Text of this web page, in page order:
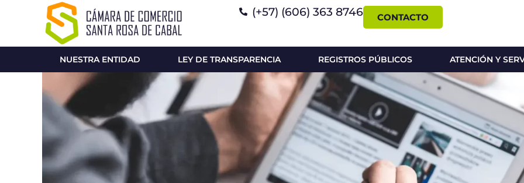
(+57) (606) 363 8746 CONTACTO
NUESTRA ENTIDAD LEY DE TRANSPARENCIA REGISTROS PÚBLICOS ATENCIÓN Y